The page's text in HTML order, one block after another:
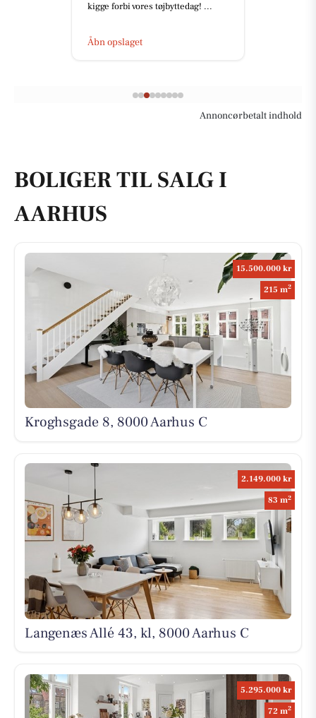
kigge forbi vores tøjbyttedag! ...
Åbn opslaget
Annoncørbetalt indhold
BOLIGER TIL SALG I
AARHUS
15.500.000 kr
215 m2
Kroghsgade 8, 8000 Aarhus C
2.149.000 kr
83 m2
Langenæs Allé 43, kl, 8000 Aarhus C
5.295.000 kr
72 m2